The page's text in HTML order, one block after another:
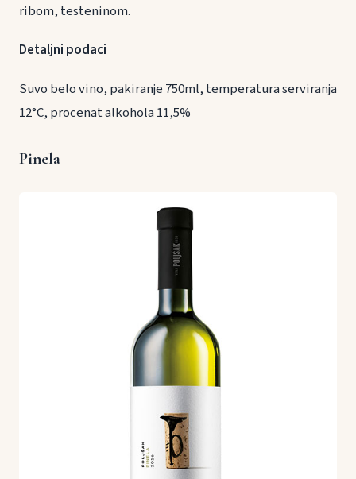
ribom, testeninom.
Detaljni podaci
Suvo belo vino, pakiranje 750ml, temperatura serviranja
12°C, procenat alkohola 11,5%
Pinela